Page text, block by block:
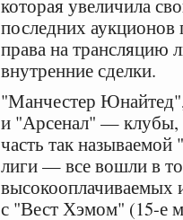
последних
права на трансляцию
внутренние сделки.
"Манчестер
и "Арсенал" — клубы,
часть так
лиги — все вошли в
высокооплачиваемых
с "Вест Хэмом" (15-е